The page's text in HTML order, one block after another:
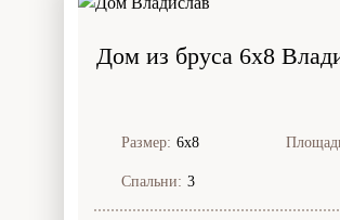
Дом из бруса 6x8
Размер: 6х8
Спальни: 3